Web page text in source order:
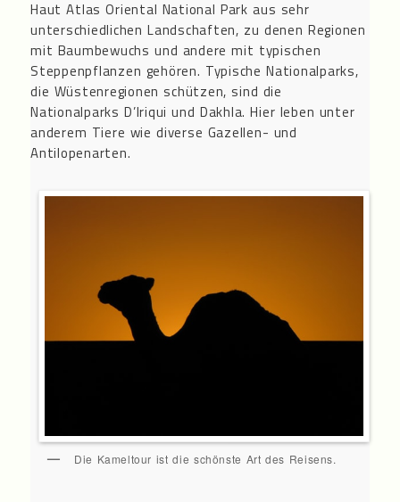
Haut Atlas Oriental National Park aus sehr
unterschiedlichen Landschaften, zu denen Regionen
mit Baumbewuchs und andere mit typischen
Steppenpflanzen gehören. Typische Nationalparks,
die Wüstenregionen schützen, sind die
Nationalparks D’Iriqui und Dakhla. Hier leben unter
anderem Tiere wie diverse Gazellen- und
Antilopenarten.
Die Kameltour ist die schönste Art des Reisens.